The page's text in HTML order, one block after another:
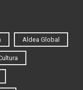
Aldea Global